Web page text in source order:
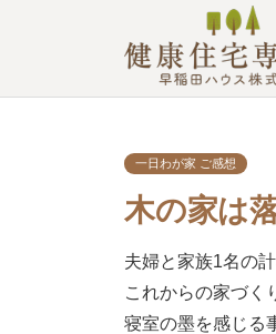
一日わが家 ご感想
木の家は
夫婦と家族1名の
これからの家づく
寝室の墨を感じる